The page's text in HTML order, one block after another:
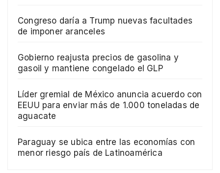
Congreso daría a Trump nuevas facultades
de imponer aranceles
Gobierno reajusta precios de gasolina y
gasoil y mantiene congelado el GLP
Líder gremial de México anuncia acuerdo con
EEUU para enviar más de 1.000 toneladas de
aguacate
Paraguay se ubica entre las economías con
menor riesgo país de Latinoamérica